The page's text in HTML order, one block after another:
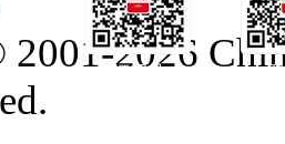
订阅号
2026